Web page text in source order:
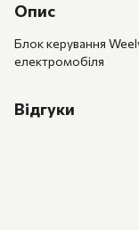
Опис
Блок керування
електромобіля
Відгуки